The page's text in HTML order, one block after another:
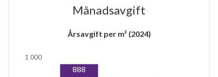
Månadsavgift
Årsavgift per m² (2024)
1 000
888